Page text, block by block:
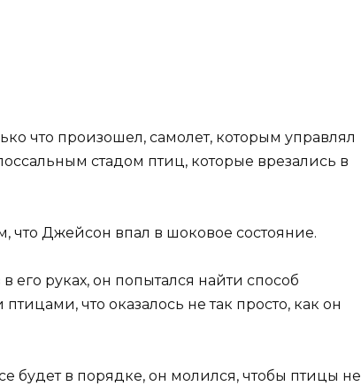
что произошел, самолет, которым управлял
стадом птиц, которые врезались в
Джейсон впал в шоковое состояние.
его руках, он попытался найти способ
что оказалось не так просто, как он
будет в порядке, он молился, чтобы птицы не